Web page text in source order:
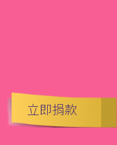
立即捐款